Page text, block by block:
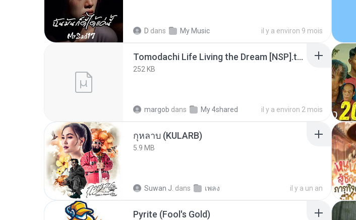
D dans My Music il y a environ 9 mois
Tomodachi Life Living the Dream [NSP].torrent
252 KB
margob dans My 4shared il y a environ 2 mois
กุหลาบ (KULARB)
5.9 MB
Suwan J. dans เพลง il y a un an
Pyrite (Fool's Gold)